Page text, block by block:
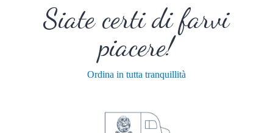
Siate certi di farvi
piacere!
Ordina in tutta tranquillità